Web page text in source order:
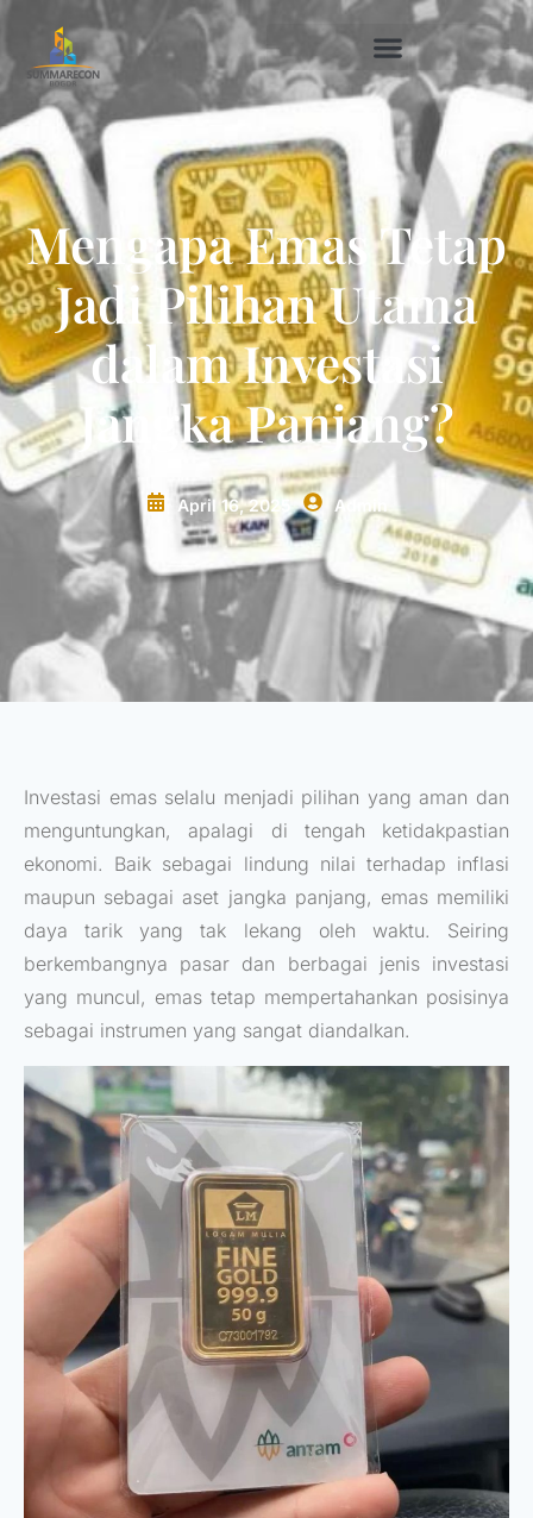
Mengapa Emas Tetap
Jadi Pilihan Utama
dalam Investasi
Jangka Panjang?
April 16, 2025 Admin
Investasi emas selalu menjadi pilihan yang aman dan
menguntungkan, apalagi di tengah ketidakpastian
ekonomi. Baik sebagai lindung nilai terhadap inflasi
maupun sebagai aset jangka panjang, emas memiliki
daya tarik yang tak lekang oleh waktu. Seiring
berkembangnya pasar dan berbagai jenis investasi
yang muncul, emas tetap mempertahankan posisinya
sebagai instrumen yang sangat diandalkan.